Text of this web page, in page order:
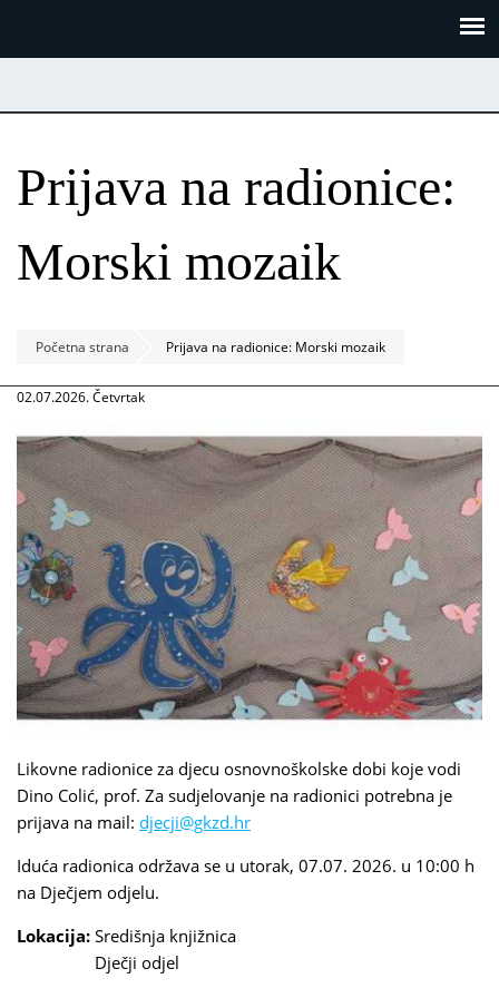
Prijava na radionice:
Morski mozaik
Početna strana Prijava na radionice: Morski mozaik
02.07.2026. Četvrtak
Likovne radionice za djecu osnovnoškolske dobi koje vodi
Dino Colić, prof. Za sudjelovanje na radionici potrebna je
prijava na mail: djecji@gkzd.hr
Iduća radionica održava se u utorak, 07.07. 2026. u 10:00 h
na Dječjem odjelu.
Lokacija: Središnja knjižnica
Dječji odjel